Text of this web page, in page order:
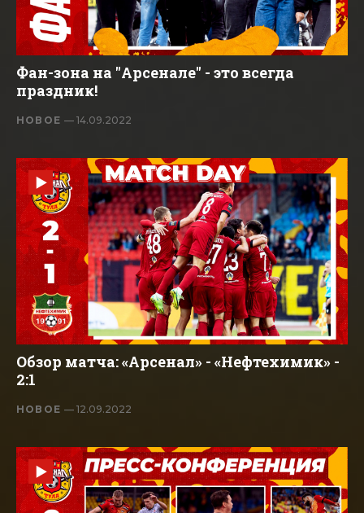
Фан-зона на "Арсенале" - это всегда
праздник!
НОВОЕ— 14.09.2022
Обзор матча: «Арсенал» - «Нефтехимик» -
2:1
НОВОЕ— 12.09.2022